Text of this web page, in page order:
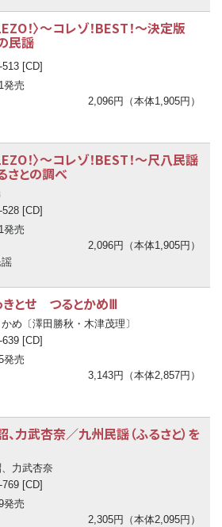
！〉〜コレゾ！BEST！〜決定版
民謡
[CD]
発売
2,096円（本体1,905円）
！〉〜コレゾ！BEST！〜尺八民謡
さとの調べ
[CD]
発売
2,096円（本体1,905円）
きとせ つるとかめⅢ
め〔澤田勝秋・木津茂理〕
[CD]
発売
3,143円（本体2,857円）
、力武杏奈／九州民謡（ふるさと）を
力武杏奈
[CD]
発売
2,305円（本体2,095円）